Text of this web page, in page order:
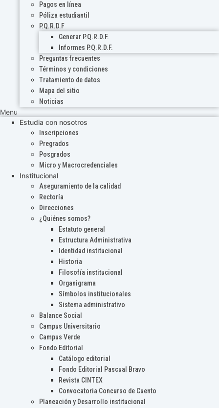
Pagos en línea
Póliza estudiantil
P.Q.R.D.F
Generar P.Q.R.D.F.
Informes P.Q.R.D.F.
Preguntas frecuentes
Términos y condiciones
Tratamiento de datos
Mapa del sitio
Noticias
Menu
Estudia con nosotros
Inscripciones
Pregrados
Posgrados
Micro y Macrocredenciales
Institucional
Aseguramiento de la calidad
Rectoría
Direcciones
¿Quiénes somos?
Estatuto general
Estructura Administrativa
Identidad institucional
Historia
Filosofía institucional
Organigrama
Símbolos institucionales
Sistema administrativo
Balance Social
Campus Universitario
Campus Verde
Fondo Editorial
Catálogo editorial
Fondo Editorial Pascual Bravo
Revista CINTEX
Convocatoria Concurso de Cuento
Planeación y Desarrollo institucional